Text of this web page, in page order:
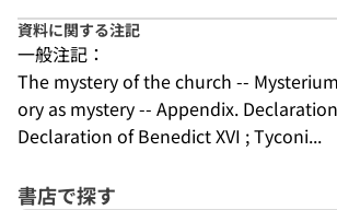
資料に関する注記
一般注記：
The mystery of the church --
ory as mystery -- Appendix.
Declaration of Benedict XVI ; Tyconi...
書店で探す